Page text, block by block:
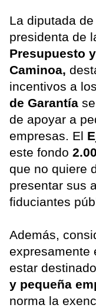
La diputada de
presidenta de
Presupuesto
Caminoa,
incentivos a
de Garantía
de apoyar a
empresas. El
este fondo
que no quiere
presentar sus
fiduciantes
Además,
expresamente
estar
y pequeña
norma la